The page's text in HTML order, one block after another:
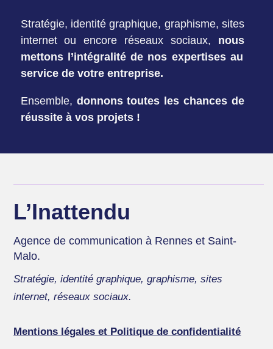
Stratégie, identité graphique, graphisme, sites
internet ou encore réseaux sociaux, nous
mettons l’intégralité de nos expertises au
service de votre entreprise.
Ensemble, donnons toutes les chances de
réussite à vos projets !
L’Inattendu
Agence de communication à Rennes et Saint-
Malo.
Stratégie, identité graphique, graphisme, sites
internet, réseaux sociaux.
Mentions légales et Politique de confidentialité